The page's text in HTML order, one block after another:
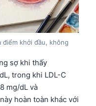
khởi đầu, không
sợ khi thấy
trong khi LDL-C
mg/dL và
hoàn toàn khác với